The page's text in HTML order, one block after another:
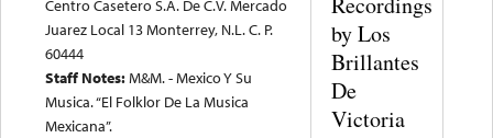
Centro Casetero S.A. De C.V. Mercado
Juarez Local 13 Monterrey, N.L. C. P.
60444
Staff Notes:M&M. - Mexico Y Su
Musica. “El Folklor De La Musica
Mexicana”.
by Los
Brillantes
De
Victoria